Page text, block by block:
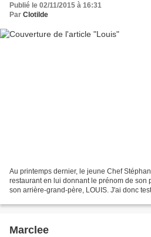
Publié le 02/11/2015 à 16:31
Par Clotilde
Au printemps dernier, le jeune Chef
restaurant en lui donnant le prénom de son
son arrière-grand-père, LOUIS. J'ai donc
Marclee